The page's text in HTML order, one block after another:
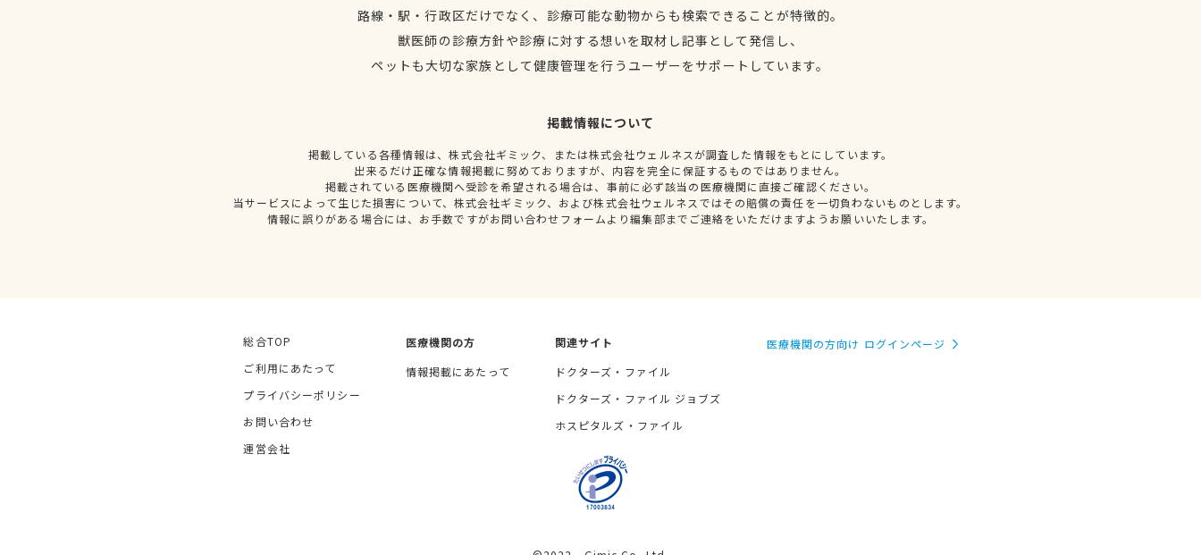
路線・駅・行政区だけでなく、診療可能な動物からも検索できることが特徴的。
獣医師の診療方針や診療に対する想いを取材し記事として発信し、
ペットも大切な家族として健康管理を行うユーザーをサポートしています。
掲載情報について
掲載している各種情報は、株式会社ギミック、または株式会社ウェルネスが調査した情報をもとにしています。
出来るだけ正確な情報掲載に努めておりますが、内容を完全に保証するものではありません。
掲載されている医療機関へ受診を希望される場合は、事前に必ず該当の医療機関に直接ご確認ください。
当サービスによって生じた損害について、株式会社ギミック、および株式会社ウェルネスではその賠償の責任を一切負わないものとします。
情報に誤りがある場合には、お手数ですがお問い合わせフォームより編集部までご連絡をいただけますようお願いいたします。
総合TOP
ご利用にあたって
プライバシーポリシー
お問い合わせ
運営会社
医療機関の方
情報掲載にあたって
関連サイト
ドクターズ・ファイル
ドクターズ・ファイル ジョブズ
ホスピタルズ・ファイル
医療機関の方向け ログインページ